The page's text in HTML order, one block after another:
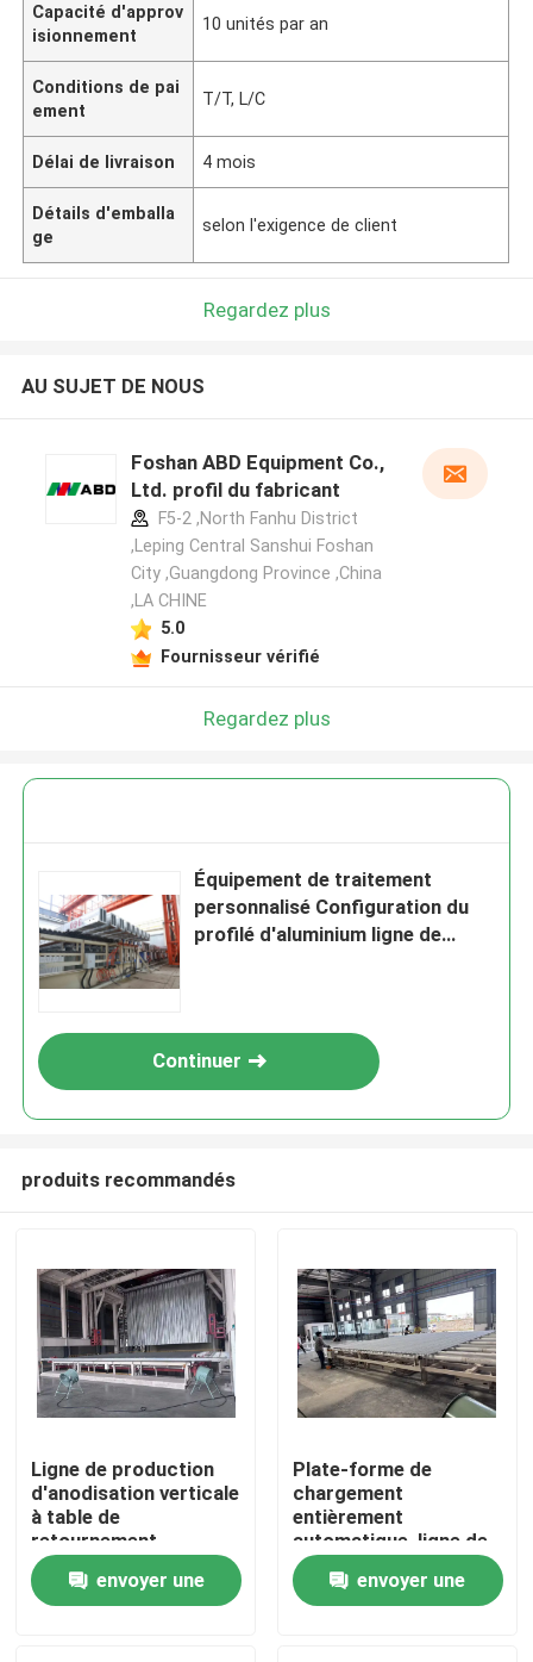
Maison
Produits
Capacité d'approv
isionnement
10 unités par an
Conditions de pai
ement
T/T, L/C
Délai de livraison 4 mois
Détails d'emballa
ge
selon l'exigence de client
Regardez plus
AU SUJET DE NOUS
Foshan ABD Equipment Co.,
Ltd. profil du fabricant
F5-2 ,North Fanhu District
,Leping Central Sanshui Foshan
City ,Guangdong Province ,China
,LA CHINE
5.0
Fournisseur vérifié
Regardez plus
Équipement de traitement
personnalisé Configuration du
profilé d'aluminium ligne de
Continuer
produits recommandés
Ligne de production
d'anodisation verticale
à table de
retournement
entièrement
automatique pour les
profilés en aluminium
envoyer une
Plate-forme de
chargement
entièrement
automatique, ligne de
production
d'anodisation verticale
pour profilés en
envoyer une